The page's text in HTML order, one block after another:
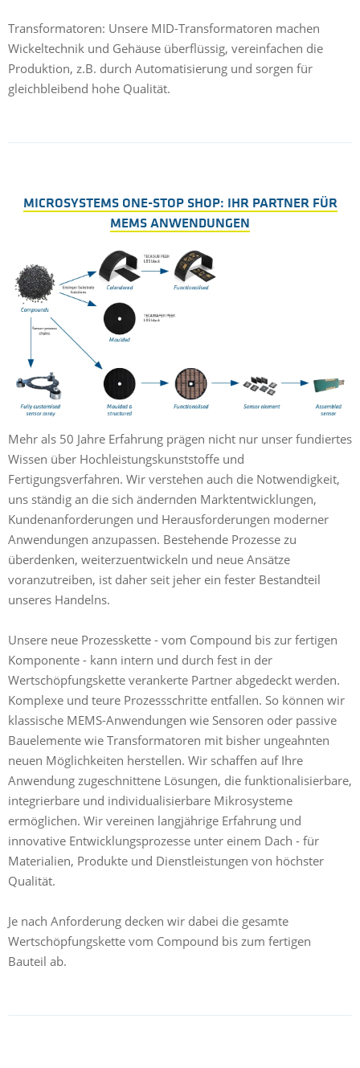
Transformatoren: Unsere MID-Transformatoren machen
Wickeltechnik und Gehäuse überflüssig, vereinfachen die
Produktion, z.B. durch Automatisierung und sorgen für
gleichbleibend hohe Qualität.
MICROSYSTEMS ONE-STOP SHOP: IHR PARTNER FÜR
MEMS ANWENDUNGEN
Mehr als 50 Jahre Erfahrung prägen nicht nur unser fundiertes
Wissen über Hochleistungskunststoffe und
Fertigungsverfahren. Wir verstehen auch die Notwendigkeit,
uns ständig an die sich ändernden Marktentwicklungen,
Kundenanforderungen und Herausforderungen moderner
Anwendungen anzupassen. Bestehende Prozesse zu
überdenken, weiterzuentwickeln und neue Ansätze
voranzutreiben, ist daher seit jeher ein fester Bestandteil
unseres Handelns.
Unsere neue Prozesskette - vom Compound bis zur fertigen
Komponente - kann intern und durch fest in der
Wertschöpfungskette verankerte Partner abgedeckt werden.
Komplexe und teure Prozessschritte entfallen. So können wir
klassische MEMS-Anwendungen wie Sensoren oder passive
Bauelemente wie Transformatoren mit bisher ungeahnten
neuen Möglichkeiten herstellen. Wir schaffen auf Ihre
Anwendung zugeschnittene Lösungen, die funktionalisierbare,
integrierbare und individualisierbare Mikrosysteme
ermöglichen. Wir vereinen langjährige Erfahrung und
innovative Entwicklungsprozesse unter einem Dach - für
Materialien, Produkte und Dienstleistungen von höchster
Qualität.
Je nach Anforderung decken wir dabei die gesamte
Wertschöpfungskette vom Compound bis zum fertigen
Bauteil ab.